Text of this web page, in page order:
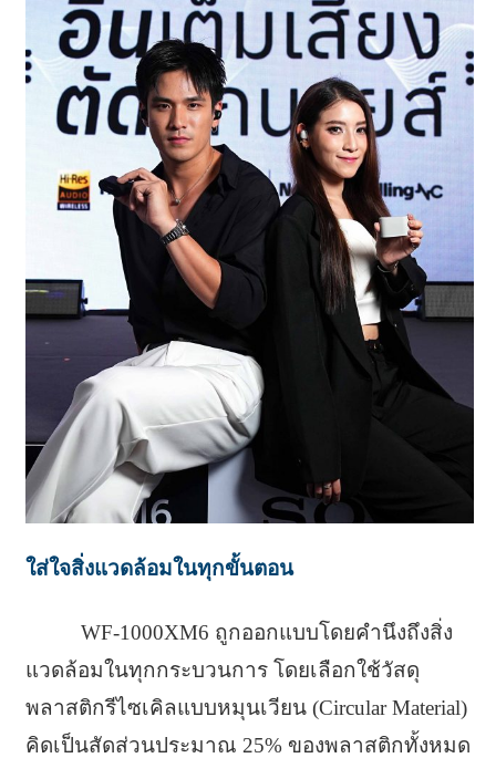
ใส่ใจสิ่งแวดล้อมในทุกขั้นตอน
WF-1000XM6 ถูกออกแบบโดยคำนึงถึงสิ่ง
แวดล้อมในทุกกระบวนการ โดยเลือกใช้วัสดุ
พลาสติกรีไซเคิลแบบหมุนเวียน (Circular Material)
คิดเป็นสัดส่วนประมาณ 25% ของพลาสติกทั้งหมด